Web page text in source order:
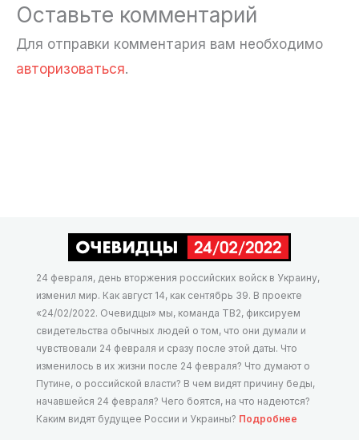
Оставьте комментарий
Для отправки комментария вам необходимо
авторизоваться.
24 февраля, день вторжения российских войск в Украину,
изменил мир. Как август 14, как сентябрь 39. В проекте
«24/02/2022. Очевидцы» мы, команда ТВ2, фиксируем
свидетельства обычных людей о том, что они думали и
чувствовали 24 февраля и сразу после этой даты. Что
изменилось в их жизни после 24 февраля? Что думают о
Путине, о российской власти? В чем видят причину беды,
начавшейся 24 февраля? Чего боятся, на что надеются?
Каким видят будущее России и Украины? Подробнее